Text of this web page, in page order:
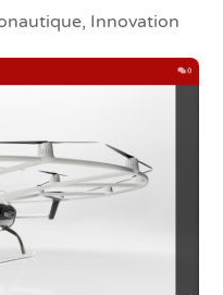
, Innovation